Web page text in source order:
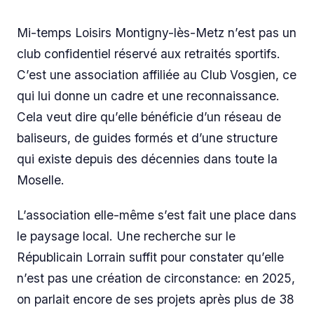
Mi-temps Loisirs Montigny-lès-Metz n’est pas un
club confidentiel réservé aux retraités sportifs.
C’est une association affiliée au Club Vosgien, ce
qui lui donne un cadre et une reconnaissance.
Cela veut dire qu’elle bénéficie d’un réseau de
baliseurs, de guides formés et d’une structure
qui existe depuis des décennies dans toute la
Moselle.
L’association elle-même s’est fait une place dans
le paysage local. Une recherche sur le
Républicain Lorrain suffit pour constater qu’elle
n’est pas une création de circonstance: en 2025,
on parlait encore de ses projets après plus de 38